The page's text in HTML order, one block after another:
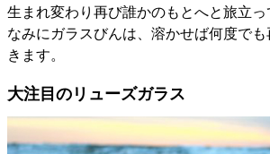
生まれ変わり再び誰かのもとへと旅立
なみにガラスびんは、溶かせば何度で
きます。
大注目のリューズガラス